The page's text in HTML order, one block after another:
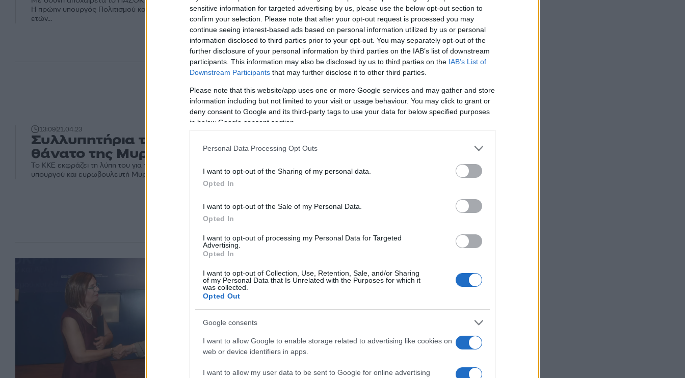
sensitive information for targeted advertising by us, please use the below opt-out section to
confirm your selection. Please note that after your opt-out request is processed you may
continue seeing interest-based ads based on personal information utilized by us or personal
information disclosed to third parties prior to your opt-out. You may separately opt-out of the
further disclosure of your personal information by third parties on the IAB’s list of downstream
participants. This information may also be disclosed by us to third parties on the IAB’s List of
Downstream Participants that may further disclose it to other third parties.
Please note that this website/app uses one or more Google services and may gather and store
information including but not limited to your visit or usage behaviour. You may click to grant or
deny consent to Google and its third-party tags to use your data for below specified purposes
in below Google consent section.
Personal Data Processing Opt Outs
I want to opt-out of the Sharing of my personal data.
Opted In
I want to opt-out of the Sale of my Personal Data.
Opted In
I want to opt-out of processing my Personal Data for Targeted
Advertising.
Opted In
I want to opt-out of Collection, Use, Retention, Sale, and/or Sharing
of my Personal Data that Is Unrelated with the Purposes for which it
was collected.
Opted Out
Google consents
I want to allow Google to enable storage related to advertising like cookies on
web or device identifiers in apps.
I want to allow my user data to be sent to Google for online advertising
Η πρώην υπουργός Πολιτισμού και ευρωβουλευτής έφυγε σε ηλικία 74
ετών...
13:0921.04.23
Συλλυπητήρια του ΚΚΕ για το
θάνατο της Μυρσίνης Ζορμπά
Το ΚΚΕ εκφράζει τη λύπη του για τον θάνατο της πανεπιστημιακού, πρώην
υπουργού και ευρωβουλευτή Μυρσίνης Ζορμπά. Σε ανακοίνωσή του...